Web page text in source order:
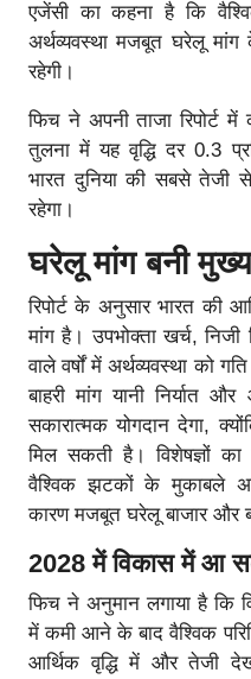
एजेंसी का कहना है कि
अर्थव्यवस्था मजबूत घरेलू
रहेगी।
फिच ने अपनी ताजा रिपोर्ट
तुलना में यह वृद्धि दर 0.3
भारत दुनिया की सबसे तेजी
रहेगा।
घरेलू मांग बनी
रिपोर्ट के अनुसार भारत की
मांग है। उपभोक्ता खर्च,
वाले वर्षों में अर्थव्यवस्था को
बाहरी मांग यानी निर्यात
सकारात्मक योगदान देगा,
मिल सकती है। विशेषज्ञों
वैश्विक झटकों के मुकाबले
कारण मजबूत घरेलू बाजार और
2028 में विकास में आ
फिच ने अनुमान लगाया है कि
में कमी आने के बाद वैश्विक
आर्थिक वृद्धि में और तेजी